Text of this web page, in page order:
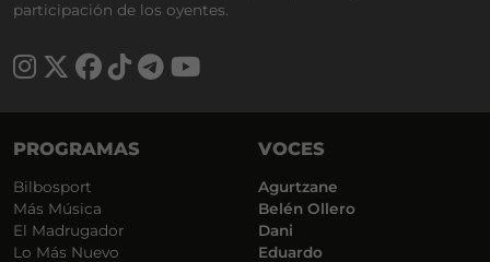
participación de los oyentes.
PROGRAMAS
Bilbosport
Más Música
El Madrugador
Lo Más Nuevo
VOCES
Agurtzane
Belén Ollero
Dani
Eduardo